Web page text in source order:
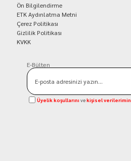
Ön Bilgilendirme
ETK Aydınlatma Metni
Çerez Politikası
Gizlilik Politikası
KVKK
E-Bülten
Üyelik koşullarını vekişisel verilerimin